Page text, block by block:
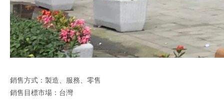
銷售方式：製造、服務、零售
銷售目標市場：台灣